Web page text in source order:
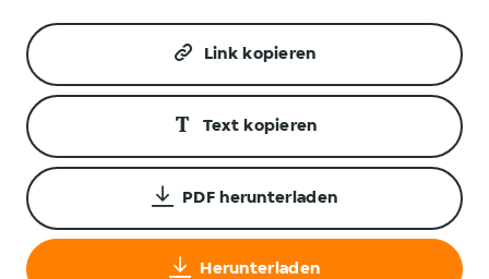
Link kopieren
Text kopieren
PDF herunterladen
Herunterladen